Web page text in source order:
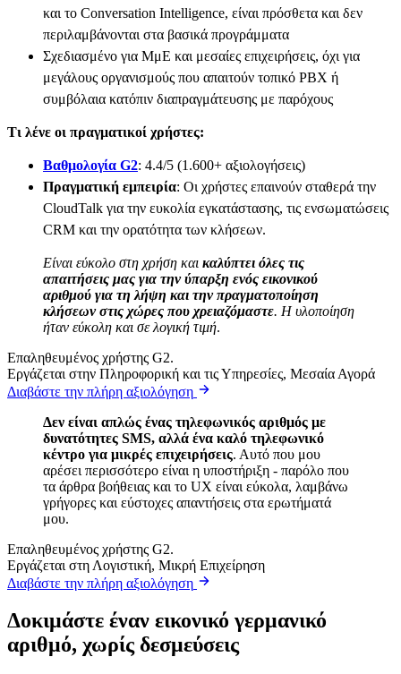
και το Conversation Intelligence, είναι πρόσθετα και δεν
περιλαμβάνονται στα βασικά προγράμματα
Σχεδιασμένο για ΜμΕ και μεσαίες επιχειρήσεις, όχι για
μεγάλους οργανισμούς που απαιτούν τοπικό PBX ή
συμβόλαια κατόπιν διαπραγμάτευσης με παρόχους
Τι λένε οι πραγματικοί χρήστες:
Βαθμολογία G2: 4.4/5 (1.600+ αξιολογήσεις)
Πραγματική εμπειρία: Οι χρήστες επαινούν σταθερά την
CloudTalk για την ευκολία εγκατάστασης, τις ενσωματώσεις
CRM και την ορατότητα των κλήσεων.
Είναι εύκολο στη χρήση και καλύπτει όλες τις
απαιτήσεις μας για την ύπαρξη ενός εικονικού
αριθμού για τη λήψη και την πραγματοποίηση
κλήσεων στις χώρες που χρειαζόμαστε. Η υλοποίηση
ήταν εύκολη και σε λογική τιμή.
Επαληθευμένος χρήστης G2.
Εργάζεται στην Πληροφορική και τις Υπηρεσίες, Μεσαία Αγορά
Διαβάστε την πλήρη αξιολόγηση
Δεν είναι απλώς ένας τηλεφωνικός αριθμός με
δυνατότητες SMS, αλλά ένα καλό τηλεφωνικό
κέντρο για μικρές επιχειρήσεις. Αυτό που μου
αρέσει περισσότερο είναι η υποστήριξη - παρόλο που
τα άρθρα βοήθειας και το UX είναι εύκολα, λαμβάνω
γρήγορες και εύστοχες απαντήσεις στα ερωτήματά
μου.
Επαληθευμένος χρήστης G2.
Εργάζεται στη Λογιστική, Μικρή Επιχείρηση
Διαβάστε την πλήρη αξιολόγηση
Δοκιμάστε έναν εικονικό γερμανικό
αριθμό, χωρίς δεσμεύσεις